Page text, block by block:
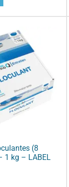
(8
1 kg – LABEL